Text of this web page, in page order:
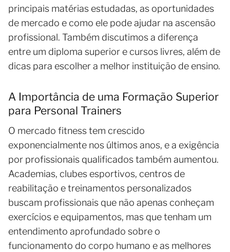
principais matérias estudadas, as oportunidades
de mercado e como ele pode ajudar na ascensão
profissional. Também discutimos a diferença
entre um diploma superior e cursos livres, além de
dicas para escolher a melhor instituição de ensino.
A Importância de uma Formação Superior
para Personal Trainers
O mercado fitness tem crescido
exponencialmente nos últimos anos, e a exigência
por profissionais qualificados também aumentou.
Academias, clubes esportivos, centros de
reabilitação e treinamentos personalizados
buscam profissionais que não apenas conheçam
exercícios e equipamentos, mas que tenham um
entendimento aprofundado sobre o
funcionamento do corpo humano e as melhores